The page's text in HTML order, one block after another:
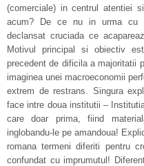
(comerciale) in centrul atentiei
acum? De ce nu in urma cu
declansat cruciada ce
Motivul principal si obiectiv
precedent de dificila a majoritatii
imaginea unei macroeconomii
extrem de restrans. Singura
face intre doua institutii –
care doar prima, fiind
inglobandu-le pe amandoua!
romana termeni diferiti pentru
confundat cu imprumutul!